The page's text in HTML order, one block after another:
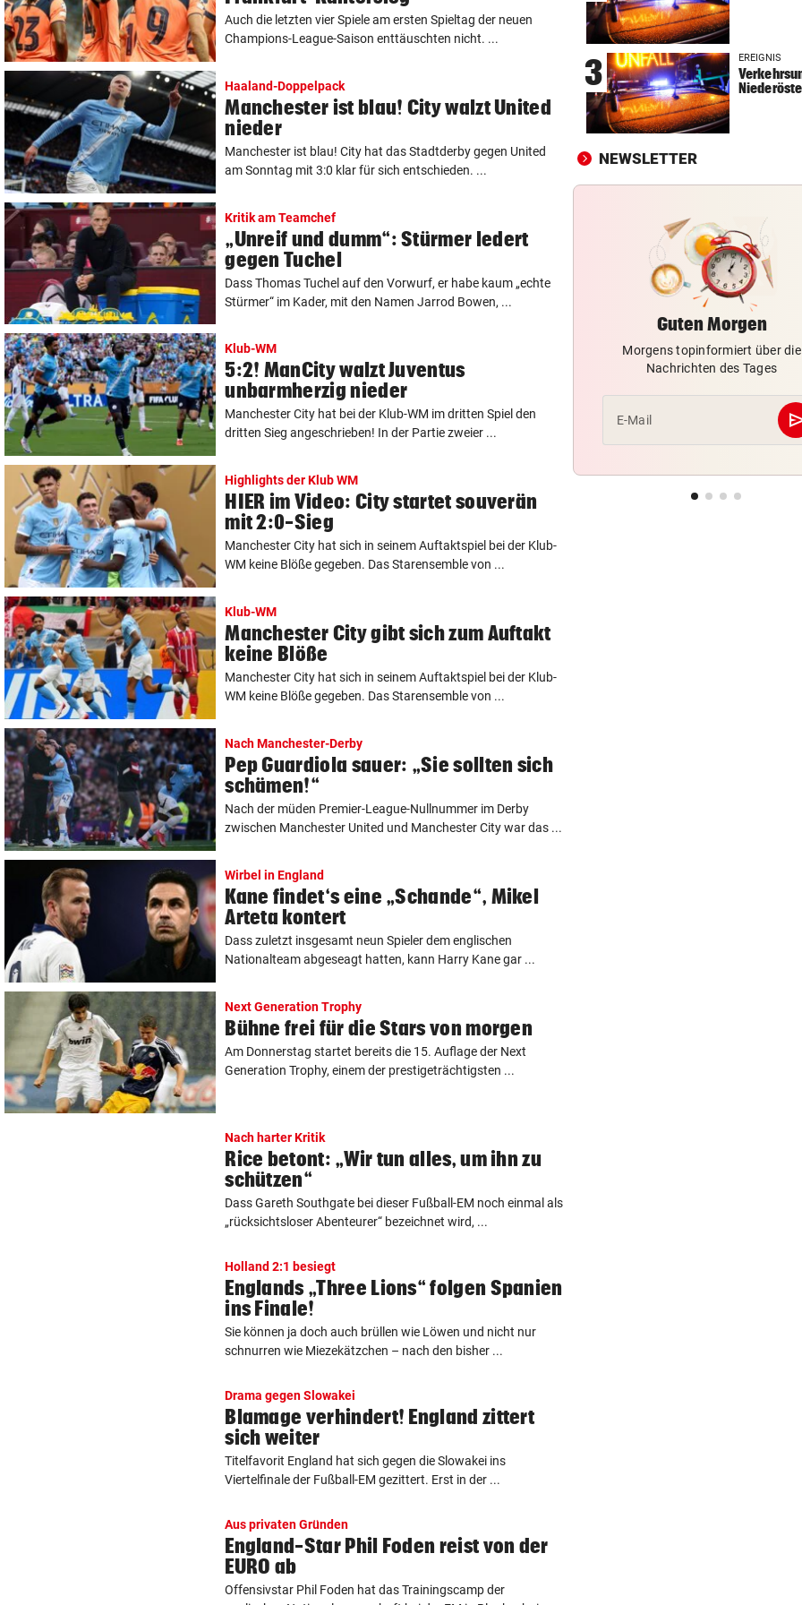
Auch die letzten vier Spiele am ersten Spieltag der neuen
Champions-League-Saison enttäuschten nicht. ...
Haaland-Doppelpack
Manchester ist blau! City walzt United
nieder
Manchester ist blau! City hat das Stadtderby gegen United
am Sonntag mit 3:0 klar für sich entschieden. ...
Kritik am Teamchef
„Unreif und dumm“: Stürmer ledert
gegen Tuchel
Dass Thomas Tuchel auf den Vorwurf, er habe kaum „echte
Stürmer“ im Kader, mit den Namen Jarrod Bowen, ...
Klub-WM
5:2! ManCity walzt Juventus
unbarmherzig nieder
Manchester City hat bei der Klub-WM im dritten Spiel den
dritten Sieg angeschrieben! In der Partie zweier ...
Highlights der Klub WM
HIER im Video: City startet souverän
mit 2:0-Sieg
Manchester City hat sich in seinem Auftaktspiel bei der Klub-
WM keine Blöße gegeben. Das Starensemble von ...
Klub-WM
Manchester City gibt sich zum Auftakt
keine Blöße
Manchester City hat sich in seinem Auftaktspiel bei der Klub-
WM keine Blöße gegeben. Das Starensemble von ...
Nach Manchester-Derby
Pep Guardiola sauer: „Sie sollten sich
schämen!“
Nach der müden Premier-League-Nullnummer im Derby
zwischen Manchester United und Manchester City war das ...
Wirbel in England
Kane findet‘s eine „Schande“, Mikel
Arteta kontert
Dass zuletzt insgesamt neun Spieler dem englischen
Nationalteam abgeseagt hatten, kann Harry Kane gar ...
Next Generation Trophy
Bühne frei für die Stars von morgen
Am Donnerstag startet bereits die 15. Auflage der Next
Generation Trophy, einem der prestigeträchtigsten ...
Nach harter Kritik
Rice betont: „Wir tun alles, um ihn zu
schützen“
Dass Gareth Southgate bei dieser Fußball-EM noch einmal als
„rücksichtsloser Abenteurer“ bezeichnet wird, ...
Holland 2:1 besiegt
Englands „Three Lions“ folgen Spanien
ins Finale!
Sie können ja doch auch brüllen wie Löwen und nicht nur
schnurren wie Miezekätzchen – nach den bisher ...
Drama gegen Slowakei
Blamage verhindert! England zittert
sich weiter
Titelfavorit England hat sich gegen die Slowakei ins
Viertelfinale der Fußball-EM gezittert. Erst in der ...
Aus privaten Gründen
England-Star Phil Foden reist von der
EURO ab
Offensivstar Phil Foden hat das Trainingscamp der
CONFERENCE LEAGUE
Später Doppelschlag fixiert
Rapid-Sieg in Estland
60 MILLIONEN € SCHADEN
Warten auf Hitze-Hilfen der
42,2 GRAD! vor
Allzeit-Rekord
3 EREIGNIS
NEWSLETTER
Guten Morgen
Morgens topinformiert über die
Nachrichten des Tages
E-Mail